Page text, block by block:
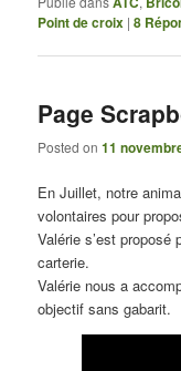
Point de croix |8
Page
Posted on11
En Juillet, notre
volontaires pour
Valérie s’est
carterie.
Valérie nous a
objectif sans gabarit.